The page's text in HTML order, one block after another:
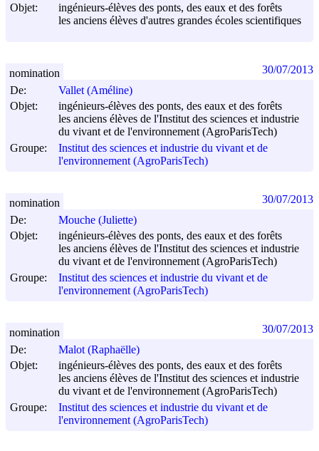
Objet:
ingénieurs-élèves des ponts, des eaux et des forêts
les anciens élèves d'autres grandes écoles scientifiques
De:
Vallet (Améline)
Objet:
ingénieurs-élèves des ponts, des eaux et des forêts
les anciens élèves de l'Institut des sciences et industrie
du vivant et de l'environnement (AgroParisTech)
Groupe:
Institut des sciences et industrie du vivant et de
l'environnement (AgroParisTech)
nomination 30/07/2013
De:
Mouche (Juliette)
Objet:
ingénieurs-élèves des ponts, des eaux et des forêts
les anciens élèves de l'Institut des sciences et industrie
du vivant et de l'environnement (AgroParisTech)
Groupe:
Institut des sciences et industrie du vivant et de
l'environnement (AgroParisTech)
nomination 30/07/2013
De:
Malot (Raphaëlle)
Objet:
ingénieurs-élèves des ponts, des eaux et des forêts
les anciens élèves de l'Institut des sciences et industrie
du vivant et de l'environnement (AgroParisTech)
Groupe:
Institut des sciences et industrie du vivant et de
l'environnement (AgroParisTech)
nomination 30/07/2013